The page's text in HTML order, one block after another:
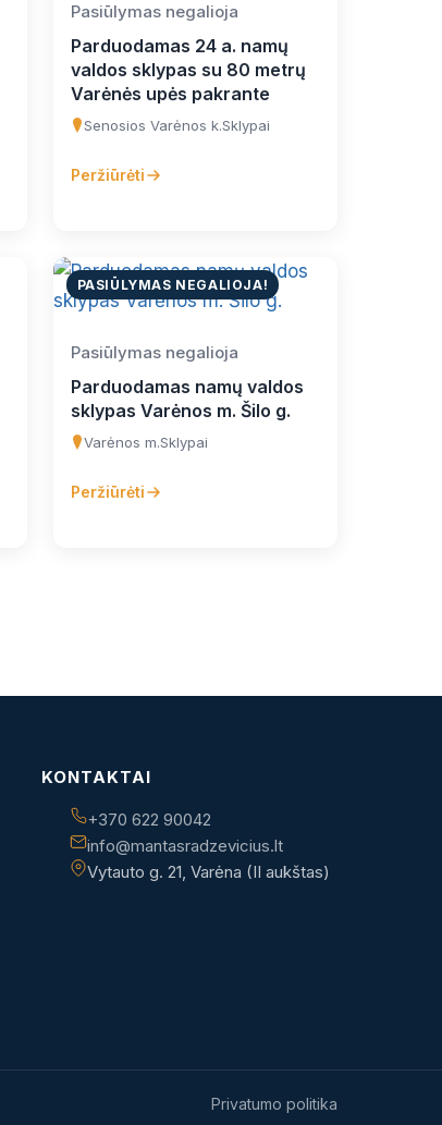
Pasiūlymas negalioja
Parduodamas 24 a. namų
valdos sklypas su 80 metrų
Varėnės upės pakrante
Senosios Varėnos k.Sklypai
Peržiūrėti
PASIŪLYMAS NEGALIOJA!
Pasiūlymas negalioja
Parduodamas namų valdos
sklypas Varėnos m. Šilo g.
Varėnos m.Sklypai
Peržiūrėti
KONTAKTAI
+370 622 90042
info@mantasradzevicius.lt
Vytauto g. 21, Varėna (II aukštas)
Privatumo politika